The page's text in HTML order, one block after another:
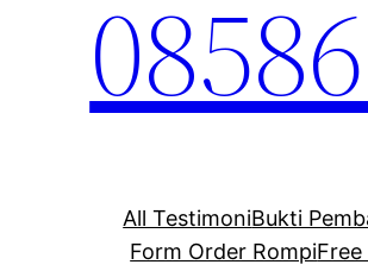
All TestimoniBukti
Form Order RompiFree